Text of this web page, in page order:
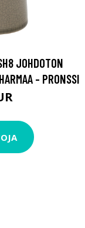
JOHDOTON
- PRONSSI